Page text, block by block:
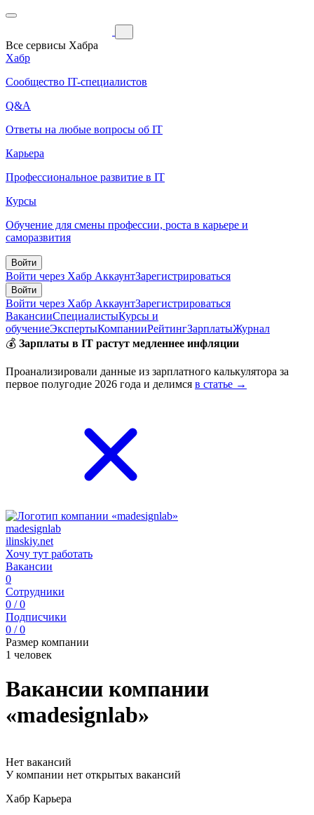
Все сервисы Хабра
Хабр
Сообщество IT-специалистов
Q&A
Ответы на любые вопросы об IT
Карьера
Профессиональное развитие в IT
Курсы
Обучение для смены профессии, роста в карьере и
саморазвития
Войти
Войти через Хабр АккаунтЗарегистрироваться
Войти
Войти через Хабр АккаунтЗарегистрироваться
ВакансииСпециалистыКурсы и
обучениеЭкспертыКомпанииРейтингЗарплатыЖурнал
💰 Зарплаты в IT растут медленнее инфляции
Проанализировали данные из зарплатного калькулятора за
первое полугодие 2026 года и делимся в статье →
madesignlab
ilinskiy.net
Хочу тут работать
Вакансии
0
Сотрудники
0 / 0
Подписчики
0 / 0
Размер компании
1 человек
Вакансии компании
«madesignlab»
Нет вакансий
У компании нет открытых вакансий
Хабр Карьера